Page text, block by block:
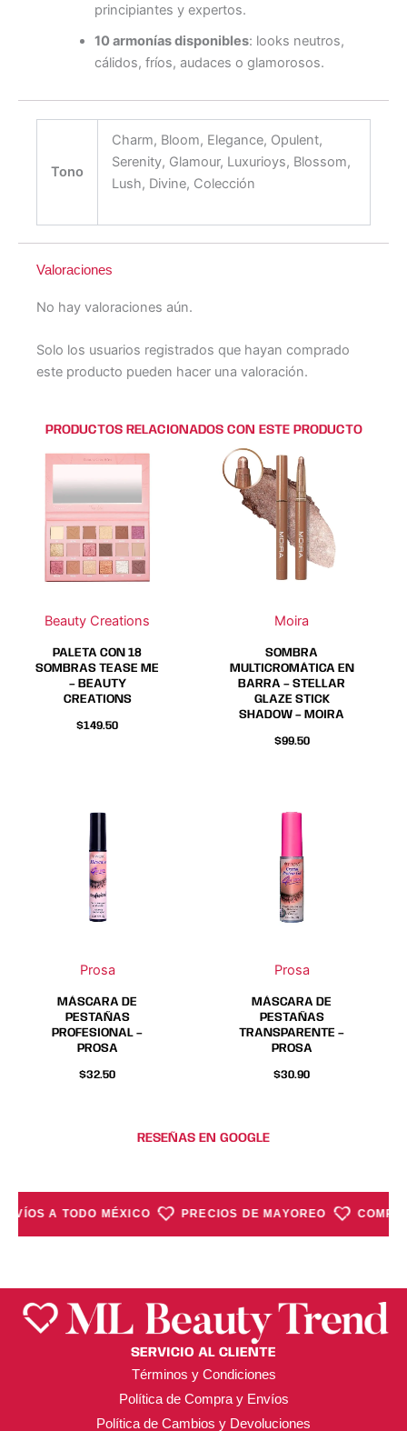
principiantes y expertos.
10 armonías disponibles: looks neutros,
cálidos, fríos, audaces o glamorosos.
Tono
Charm, Bloom, Elegance, Opulent,
Serenity, Glamour, Luxurioys, Blossom,
Lush, Divine, Colección
Valoraciones
No hay valoraciones aún.
Solo los usuarios registrados que hayan comprado
este producto pueden hacer una valoración.
PRODUCTOS RELACIONADOS CON ESTE PRODUCTO
Beauty Creations
PALETA CON 18
SOMBRAS TEASE ME
– BEAUTY
CREATIONS
$149.50
Moira
producto
tiene
múltiples
variantes.
Las
opciones
pueden
elegir
en
la
página
SOMBRA
MULTICROMÁTICA EN
BARRA – STELLAR
GLAZE STICK
SHADOW – MOIRA
$99.50
tiene
múltiples
variantes.
Las
elegir
en
la
página
Prosa
MÁSCARA DE
PESTAÑAS
PROFESIONAL –
PROSA
$32.50
Prosa
MÁSCARA DE
PESTAÑAS
TRANSPARENTE –
PROSA
$30.90
RESEÑAS EN GOOGLE
A TODO MÉXICO PRECIOS DE MAYOREO
SERVICIO AL CLIENTE
Términos y Condiciones
Política de Compra y Envíos
Política de Cambios y Devoluciones